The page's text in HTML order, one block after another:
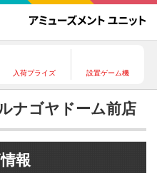
入荷プライズ 設置ゲーム機
ナゴヤドーム前店
報